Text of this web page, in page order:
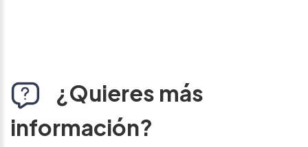
¿Quieres más
información?